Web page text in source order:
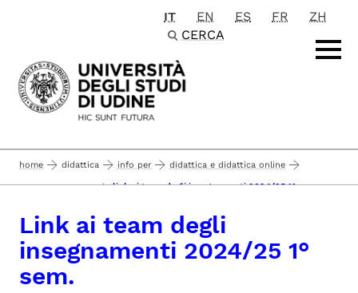
Passa al contenuto principale
IT EN ES FR
ZH
CERCA
home didattica info per didattica e didattica online
didattica 2024/25 link ai team degli insegnamenti 2024/25 1° sem.
Link ai team degli
insegnamenti 2024/25 1°
sem.